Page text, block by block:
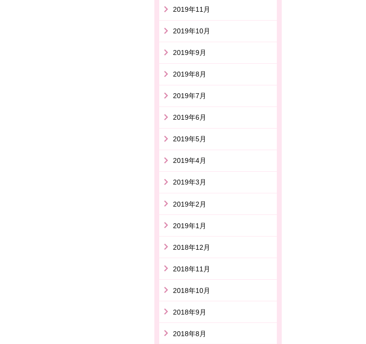
2019年11月
2019年10月
2019年9月
2019年8月
2019年7月
2019年6月
2019年5月
2019年4月
2019年3月
2019年2月
2019年1月
2018年12月
2018年11月
2018年10月
2018年9月
2018年8月